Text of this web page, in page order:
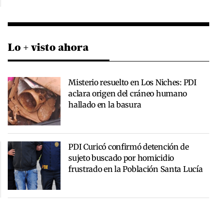
Lo + visto ahora
Misterio resuelto en Los Niches: PDI
aclara origen del cráneo humano
hallado en la basura
PDI Curicó confirmó detención de
sujeto buscado por homicidio
frustrado en la Población Santa Lucía